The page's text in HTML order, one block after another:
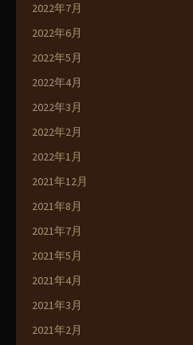
2022年7月
2022年6月
2022年5月
2022年4月
2022年3月
2022年2月
2022年1月
2021年12月
2021年8月
2021年7月
2021年5月
2021年4月
2021年3月
2021年2月